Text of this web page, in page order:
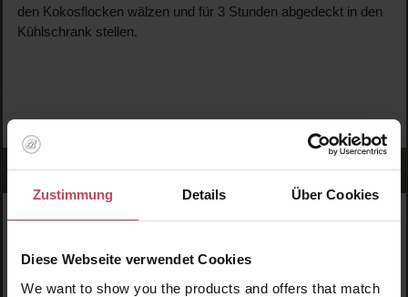
Zustimmung Details Über Cookies
Diese Webseite verwendet Cookies
We want to show you the products and offers that match
den Kokosflocken wälzen und für 3 Stunden abgedeckt in den
Kühlschrank stellen.
Anmelden & exklusive Vorteile
genießen!